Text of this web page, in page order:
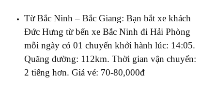
Từ Bắc Ninh – Bắc Giang: Bạn bắt xe khách
Đức Hưng từ bến xe Bắc Ninh đi Hải Phòng
mỗi ngày có 01 chuyến khởi hành lúc: 14:05.
Quãng đường: 112km. Thời gian vận chuyển:
2 tiếng hơn. Giá vé: 70-80,000đ